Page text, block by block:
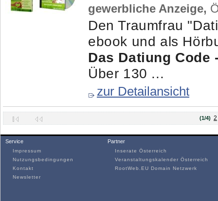
gewerbliche Anzeige,
Den Traumfrau
ebook und als
Das Datiung Code
Über 130 ...
zur Detailansicht
(1/4) 2
Service
Impressum
Nutzungsbedingungen
Kontakt
Newsletter
Partner
Inserate Österreich
Veranstaltungskalender Österreich
RootWeb.EU Domain Netzwerk